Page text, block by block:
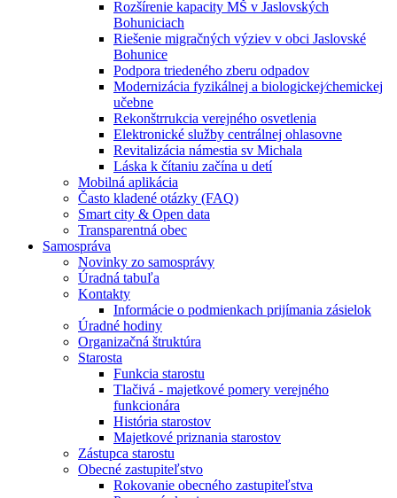
Rozšírenie kapacity MŠ v Jaslovských
Bohuniciach
Riešenie migračných výziev v obci Jaslovské
Bohunice
Podpora triedeného zberu odpadov
Modernizácia fyzikálnej a biologickej⁄chemickej
učebne
Rekonštrrukcia verejného osvetlenia
Elektronické služby centrálnej ohlasovne
Revitalizácia námestia sv Michala
Láska k čítaniu začína u detí
Mobilná aplikácia
Často kladené otázky (FAQ)
Smart city & Open data
Transparentná obec
Samospráva
Novinky zo samosprávy
Úradná tabuľa
Kontakty
Informácie o podmienkach prijímania zásielok
Úradné hodiny
Organizačná štruktúra
Starosta
Funkcia starostu
Tlačivá - majetkové pomery verejného
funkcionára
História starostov
Majetkové priznania starostov
Zástupca starostu
Obecné zastupiteľstvo
Rokovanie obecného zastupiteľstva